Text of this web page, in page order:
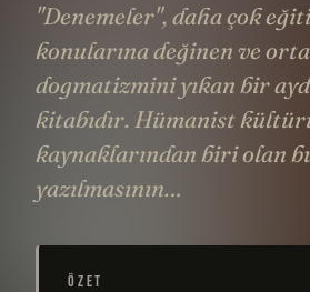
"Denemeler", daha çok
konularına değinen ve
dogmatizmini yıkan bir
kitabıdır. Hümanist
kaynaklarından biri olan
yazılmasının…
ÖZET